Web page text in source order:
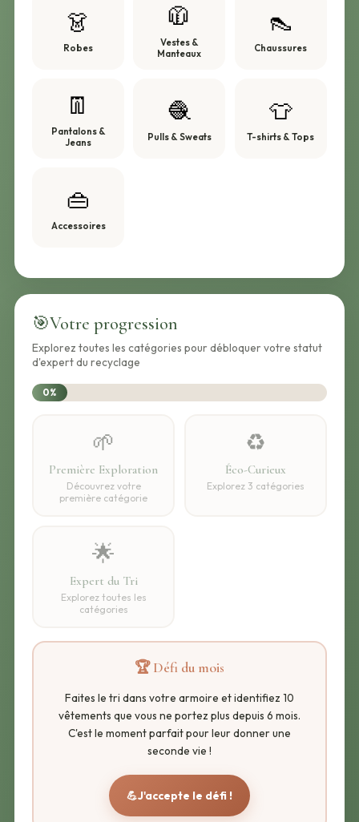
👗
Robes
🧥
Vestes &
Manteaux
👠
Chaussures
👖
Pantalons &
Jeans
🧶
Pulls & Sweats
👕
T-shirts & Tops
👜
Accessoires
🎯Votre progression
Explorez toutes les catégories pour débloquer votre statut
d'expert du recyclage
0%
🌱
Première Exploration
Découvrez votre
première catégorie
♻️
Éco-Curieux
Explorez 3 catégories
🌟
Expert du Tri
Explorez toutes les
catégories
🏆 Défi du mois
Faites le tri dans votre armoire et identifiez 10
vêtements que vous ne portez plus depuis 6 mois.
C'est le moment parfait pour leur donner une
seconde vie !
💪J'accepte le défi !